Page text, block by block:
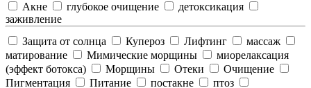
Акне
глубокое очищение
детоксикация
заживление
Защита от солнца
Купероз Лифтинг
массаж
матирование
Мимические морщины
миорелаксация
(эффект ботокса)
Морщины Отеки
Очищение
Пигментация
Питание постакне
птоз